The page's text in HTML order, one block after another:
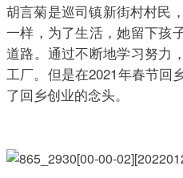
胡言菊是巡司镇新街村村民
一样，为了生活，她留下孩
道路。通过不断地学习努力
工厂。但是在2021年春节回
了回乡创业的念头。